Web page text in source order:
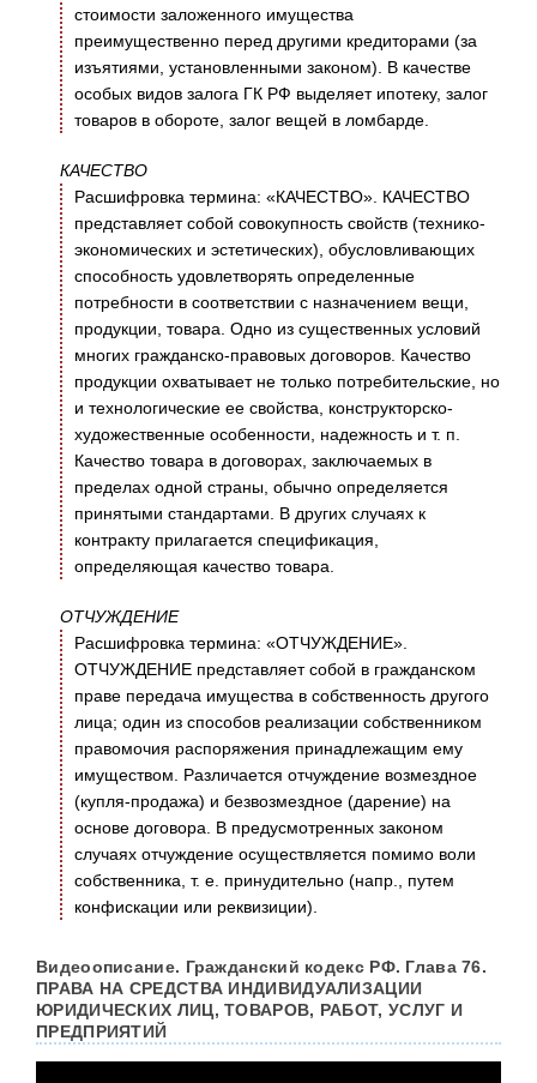
стоимости заложенного имущества
преимущественно перед другими кредиторами (за
изъятиями, установленными законом). В качестве
особых видов залога ГК РФ выделяет ипотеку, залог
товаров в обороте, залог вещей в ломбарде.
КАЧЕСТВО
Расшифровка термина: «КАЧЕСТВО». КАЧЕСТВО
представляет собой совокупность свойств (технико-
экономических и эстетических), обусловливающих
способность удовлетворять определенные
потребности в соответствии с назначением вещи,
продукции, товара. Одно из существенных условий
многих гражданско-правовых договоров. Качество
продукции охватывает не только потребительские, но
и технологические ее свойства, конструкторско-
художественные особенности, надежность и т. п.
Качество товара в договорах, заключаемых в
пределах одной страны, обычно определяется
принятыми стандартами. В других случаях к
контракту прилагается спецификация,
определяющая качество товара.
ОТЧУЖДЕНИЕ
Расшифровка термина: «ОТЧУЖДЕНИЕ».
ОТЧУЖДЕНИЕ представляет собой в гражданском
праве передача имущества в собственность другого
лица; один из способов реализации собственником
правомочия распоряжения принадлежащим ему
имуществом. Различается отчуждение возмездное
(купля-продажа) и безвозмездное (дарение) на
основе договора. В предусмотренных законом
случаях отчуждение осуществляется помимо воли
собственника, т. е. принудительно (напр., путем
конфискации или реквизиции).
Видеоописание. Гражданский кодекс РФ. Глава 76.
ПРАВА НА СРЕДСТВА ИНДИВИДУАЛИЗАЦИИ
ЮРИДИЧЕСКИХ ЛИЦ, ТОВАРОВ, РАБОТ, УСЛУГ И
ПРЕДПРИЯТИЙ